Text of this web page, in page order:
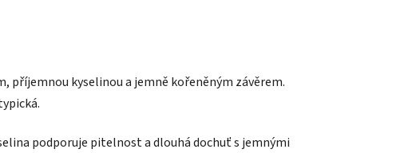
příjemnou kyselinou a jemně kořeněným závěrem.
podporuje pitelnost a dlouhá dochuť s jemnými